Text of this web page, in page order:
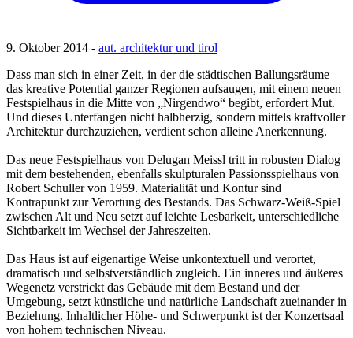
9. Oktober 2014 - aut. architektur und tirol
Dass man sich in einer Zeit, in der die städtischen Ballungsräume
das kreative Potential ganzer Regionen aufsaugen, mit einem neuen
Festspielhaus in die Mitte von „Nirgendwo“ begibt, erfordert Mut.
Und dieses Unterfangen nicht halbherzig, sondern mittels kraftvoller
Architektur durchzuziehen, verdient schon alleine ­Anerkennung.
Das neue Festspielhaus von Delugan Meissl tritt in robusten Dialog
mit dem bestehenden, ebenfalls skulpturalen Passionsspielhaus von
Robert Schuller von 1959. Materialität und Kontur sind
Kontrapunkt zur Verortung des Bestands. Das Schwarz-Weiß-Spiel
zwischen Alt und Neu setzt auf leichte Lesbarkeit, unterschiedliche
Sichtbarkeit im Wechsel der Jahreszeiten.
Das Haus ist auf eigenartige Weise unkontextuell und verortet,
dramatisch und selbstverständlich zugleich. Ein inneres und äußeres
Wegenetz verstrickt das Gebäude mit dem Bestand und der
Umgebung, setzt künstliche und natürliche Landschaft zueinander in
Beziehung. Inhaltlicher Höhe- und Schwerpunkt ist der Konzertsaal
von hohem technischen Niveau.